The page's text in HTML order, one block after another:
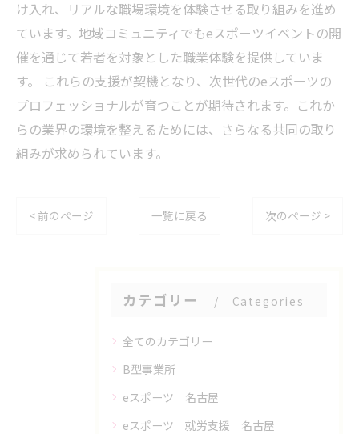
け入れ、リアルな職場環境を体験させる取り組みを進め
ています。地域コミュニティでもeスポーツイベントの開
催を通じて若者を対象とした職業体験を提供していま
す。 これらの支援が契機となり、次世代のeスポーツの
プロフェッショナルが育つことが期待されます。これか
らの業界の環境を整えるためには、さらなる共同の取り
組みが求められています。
< 前のページ 一覧に戻る 次のページ >
カテゴリー Categories
全てのカテゴリー
B型事業所
eスポーツ 名古屋
eスポーツ 就労支援 名古屋